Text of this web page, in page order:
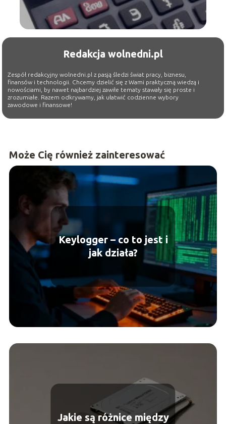
Redakcja wolnedni.pl
Zespół redakcyjny wolnedni.pl z pasją śledzi świat pracy, biznesu,
finansów i technologii. Chcemy dzielić się z Wami praktyczną wiedzą i
nowościami, by nawet najbardziej zawiłe tematy stawały się proste i
zrozumiałe. Razem odkrywamy, jak ułatwić codzienne wybory
zawodowe i finansowe!
Może Cię również zainteresować
Keylogger – co to jest i
jak działa?
Jakie są różnice między